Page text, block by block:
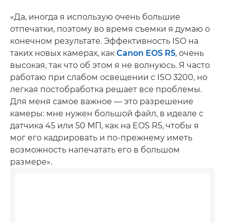
«Да, иногда я использую очень большие
отпечатки, поэтому во время съемки я думаю о
конечном результате. Эффективность ISO на
таких новых камерах, как Canon EOS R5, очень
высокая, так что об этом я не волнуюсь. Я часто
работаю при слабом освещении с ISO 3200, но
легкая постобработка решает все проблемы.
Для меня самое важное — это разрешение
камеры: мне нужен большой файл, в идеале с
датчика 45 или 50 МП, как на EOS R5, чтобы я
мог его кадрировать и по-прежнему иметь
возможность напечатать его в большом
размере».